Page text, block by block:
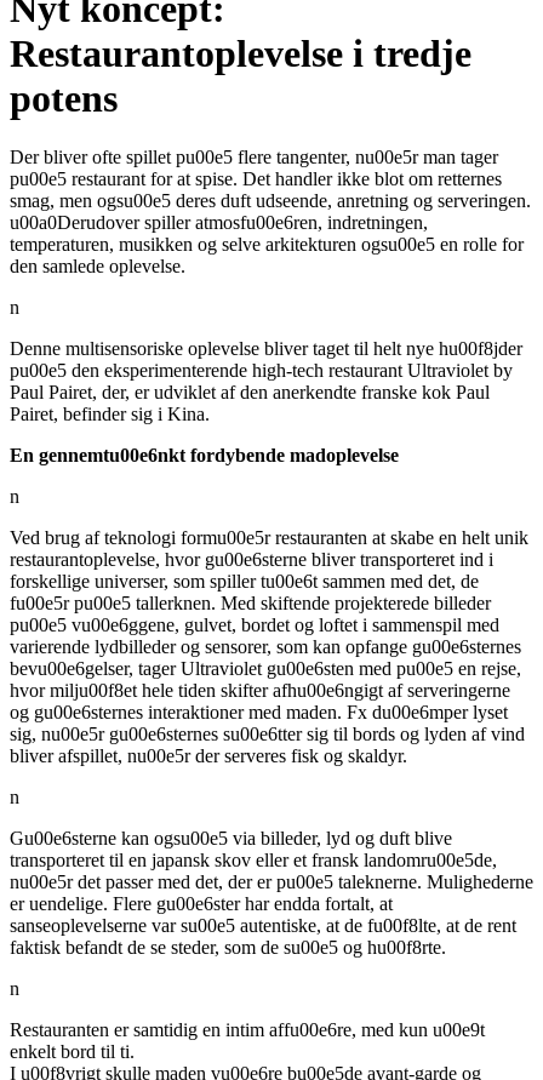
Restaurantoplevelse i tredje
potens
Der bliver ofte spillet pu00e5 flere tangenter, nu00e5r man tager
pu00e5 restaurant for at spise. Det handler ikke blot om retternes
smag, men ogsu00e5 deres duft udseende, anretning og serveringen.
u00a0Derudover spiller atmosfu00e6ren, indretningen,
temperaturen, musikken og selve arkitekturen ogsu00e5 en rolle for
den samlede oplevelse.
n
Denne multisensoriske oplevelse bliver taget til helt nye hu00f8jder
pu00e5 den eksperimenterende high-tech restaurant Ultraviolet by
Paul Pairet, der, er udviklet af den anerkendte franske kok Paul
Pairet, befinder sig i Kina.
En gennemtu00e6nkt fordybende madoplevelse
n
Ved brug af teknologi formu00e5r restauranten at skabe en helt unik
restaurantoplevelse, hvor gu00e6sterne bliver transporteret ind i
forskellige universer, som spiller tu00e6t sammen med det, de
fu00e5r pu00e5 tallerknen. Med skiftende projekterede billeder
pu00e5 vu00e6ggene, gulvet, bordet og loftet i sammenspil med
varierende lydbilleder og sensorer, som kan opfange gu00e6sternes
bevu00e6gelser, tager Ultraviolet gu00e6sten med pu00e5 en rejse,
hvor milju00f8et hele tiden skifter afhu00e6ngigt af serveringerne
og gu00e6sternes interaktioner med maden. Fx du00e6mper lyset
sig, nu00e5r gu00e6sternes su00e6tter sig til bords og lyden af vind
bliver afspillet, nu00e5r der serveres fisk og skaldyr.
n
Gu00e6sterne kan ogsu00e5 via billeder, lyd og duft blive
transporteret til en japansk skov eller et fransk landomru00e5de,
nu00e5r det passer med det, der er pu00e5 taleknerne. Mulighederne
er uendelige. Flere gu00e6ster har endda fortalt, at
sanseoplevelserne var su00e5 autentiske, at de fu00f8lte, at de rent
faktisk befandt de se steder, som de su00e5 og hu00f8rte.
n
Restauranten er samtidig en intim affu00e6re, med kun u00e9t
enkelt bord til ti.
I u00f8vrigt skulle maden vu00e6re bu00e5de avant-garde og